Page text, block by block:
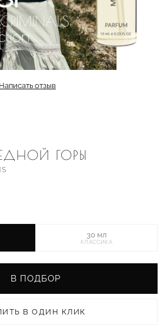
Написать отзыв
ГОРЫ
30 мл
КЛАССИКА
В ПОДБОР
В ОДИН КЛИК